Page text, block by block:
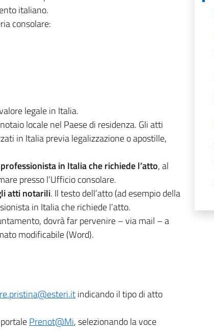
italiano.
consolare:
legale in Italia.
locale nel Paese di residenza. Gli atti
in Italia previa legalizzazione o apostille,
in Italia che richiede l’atto, al
presso l’Ufficio consolare.
atti notarili. Il testo dell’atto (ad esempio della
in Italia che richiede l’atto.
dovrà far pervenire – via mail – a
modificabile (Word).
indicando il tipo di atto
Prenot@Mi, selezionando la voce